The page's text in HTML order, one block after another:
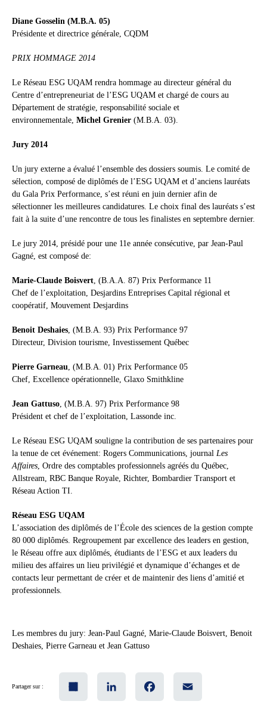
Diane Gosselin (M.B.A. 05)
Présidente et directrice générale, CQDM
PRIX HOMMAGE 2014
Le Réseau ESG UQAM rendra hommage au directeur général du
Centre d’entrepreneuriat de l’ESG UQAM et chargé de cours au
Département de stratégie, responsabilité sociale et
environnementale, Michel Grenier (M.B.A. 03).
Jury 2014
Un jury externe a évalué l’ensemble des dossiers soumis. Le comité de
sélection, composé de diplômés de l’ESG UQAM et d’anciens lauréats
du Gala Prix Performance, s’est réuni en juin dernier afin de
sélectionner les meilleures candidatures. Le choix final des lauréats s’est
fait à la suite d’une rencontre de tous les finalistes en septembre dernier.
Le jury 2014, présidé pour une 11e année consécutive, par Jean-Paul
Gagné, est composé de:
Marie-Claude Boisvert, (B.A.A. 87) Prix Performance 11
Chef de l’exploitation, Desjardins Entreprises Capital régional et
coopératif, Mouvement Desjardins
Benoit Deshaies, (M.B.A. 93) Prix Performance 97
Directeur, Division tourisme, Investissement Québec
Pierre Garneau, (M.B.A. 01) Prix Performance 05
Chef, Excellence opérationnelle, Glaxo Smithkline
Jean Gattuso, (M.B.A. 97) Prix Performance 98
Président et chef de l’exploitation, Lassonde inc.
Le Réseau ESG UQAM souligne la contribution de ses partenaires pour
la tenue de cet événement: Rogers Communications, journal Les
Affaires, Ordre des comptables professionnels agréés du Québec,
Allstream, RBC Banque Royale, Richter, Bombardier Transport et
Réseau Action TI.
Réseau ESG UQAM
L’association des diplômés de l’École des sciences de la gestion compte
80 000 diplômés. Regroupement par excellence des leaders en gestion,
le Réseau offre aux diplômés, étudiants de l’ESG et aux leaders du
milieu des affaires un lieu privilégié et dynamique d’échanges et de
contacts leur permettant de créer et de maintenir des liens d’amitié et
professionnels.
Les membres du jury: Jean-Paul Gagné, Marie-Claude Boisvert, Benoit
LinkedIn Facebook